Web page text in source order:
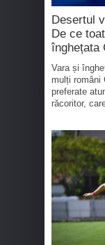
Desertul
De ce
înghețata
Vara și
mulți români
preferate
răcoritor,